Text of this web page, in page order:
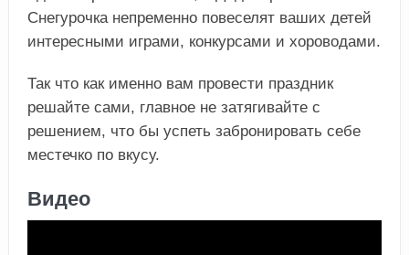
Снегурочка непременно повеселят ваших детей
интересными играми, конкурсами и хороводами.
Так что как именно вам провести праздник
решайте сами, главное не затягивайте с
решением, что бы успеть забронировать себе
местечко по вкусу.
Видео